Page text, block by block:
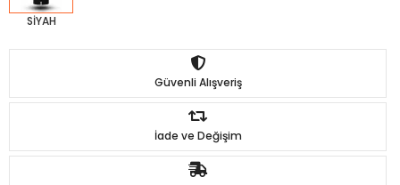
SİYAH
Güvenli Alışveriş
İade ve Değişim